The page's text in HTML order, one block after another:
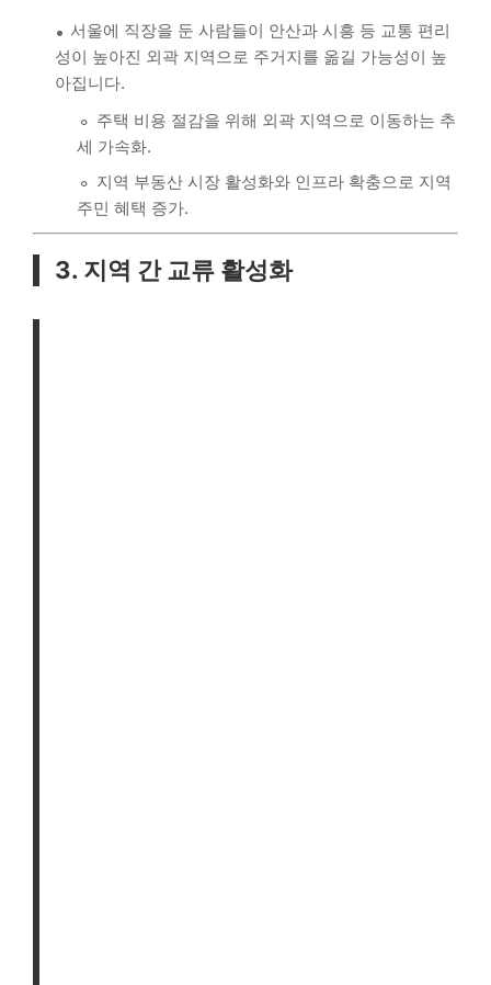
서울에 직장을 둔 사람들이 안산과 시흥 등 교통 편리
성이 높아진 외곽 지역으로 주거지를 옮길 가능성이 높
아집니다.
주택 비용 절감을 위해 외곽 지역으로 이동하는 추
세 가속화.
지역 부동산 시장 활성화와 인프라 확충으로 지역
주민 혜택 증가.
3. 지역 간 교류 활성화